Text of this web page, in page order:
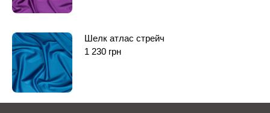
Шелк атлас стрейч
1 230 грн